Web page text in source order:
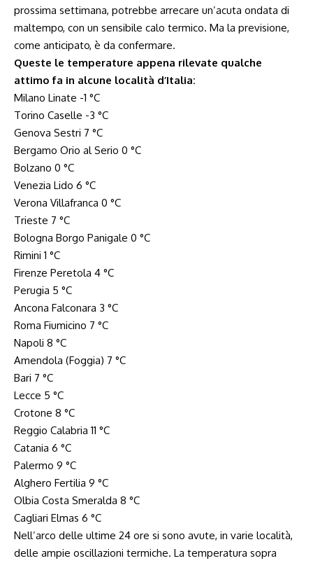
prossima settimana, potrebbe arrecare un’acuta ondata di
maltempo, con un sensibile calo termico. Ma la previsione,
come anticipato, è da confermare.
Queste le temperature appena rilevate qualche
attimo fa in alcune località d’Italia:
Milano Linate -1 °C
Torino Caselle -3 °C
Genova Sestri 7 °C
Bergamo Orio al Serio 0 °C
Bolzano 0 °C
Venezia Lido 6 °C
Verona Villafranca 0 °C
Trieste 7 °C
Bologna Borgo Panigale 0 °C
Rimini 1 °C
Firenze Peretola 4 °C
Perugia 5 °C
Ancona Falconara 3 °C
Roma Fiumicino 7 °C
Napoli 8 °C
Amendola (Foggia) 7 °C
Bari 7 °C
Lecce 5 °C
Crotone 8 °C
Reggio Calabria 11 °C
Catania 6 °C
Palermo 9 °C
Alghero Fertilia 9 °C
Olbia Costa Smeralda 8 °C
Cagliari Elmas 6 °C
Nell’arco delle ultime 24 ore si sono avute, in varie località,
delle ampie oscillazioni termiche. La temperatura sopra